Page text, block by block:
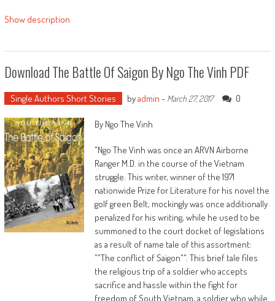
Show description
Download The Battle Of Saigon By Ngo The Vinh PDF
Single Authors Short Stories byadmin - March 27, 2017 0
By Ngo The Vinh
"Ngo The Vinh was once an ARVN Airborne
Ranger M.D. in the course of the Vietnam
struggle. This writer, winner of the 1971
nationwide Prize for Literature for his novel the
golf green Belt, mockingly was once additionally
penalized for his writing, while he used to be
summoned to the court docket of legislations
as a result of name tale of this assortment:
""The conflict of Saigon"". This brief tale files
the religious trip of a soldier who accepts
sacrifice and hassle within the fight for
freedom of South Vietnam, a soldier who while